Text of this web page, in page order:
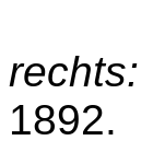
rechts:
1892.